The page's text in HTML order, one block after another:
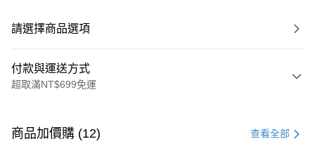
請選擇商品選項
付款與運送方式
超取滿NT$699免運
信用卡一次付款
商品加價購 (12) 查看全部